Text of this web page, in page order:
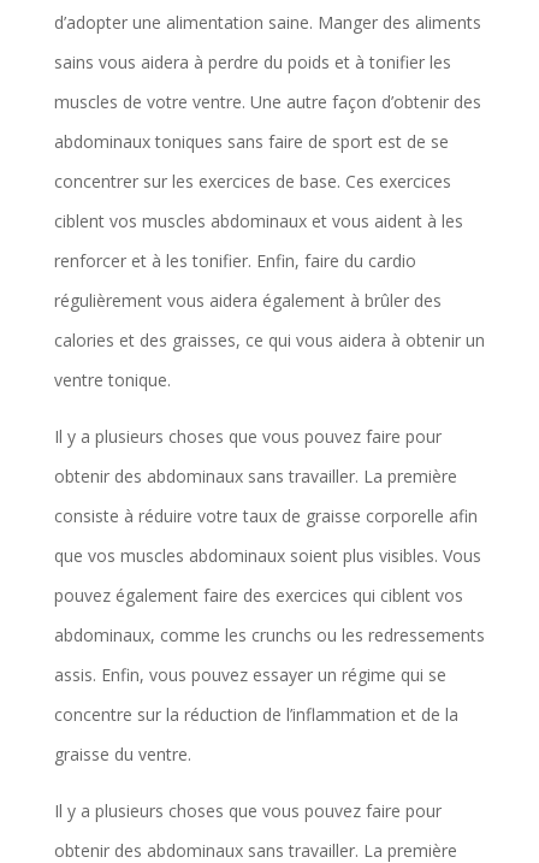
d’adopter une alimentation saine. Manger des aliments
sains vous aidera à perdre du poids et à tonifier les
muscles de votre ventre. Une autre façon d’obtenir des
abdominaux toniques sans faire de sport est de se
concentrer sur les exercices de base. Ces exercices
ciblent vos muscles abdominaux et vous aident à les
renforcer et à les tonifier. Enfin, faire du cardio
régulièrement vous aidera également à brûler des
calories et des graisses, ce qui vous aidera à obtenir un
ventre tonique.
Il y a plusieurs choses que vous pouvez faire pour
obtenir des abdominaux sans travailler. La première
consiste à réduire votre taux de graisse corporelle afin
que vos muscles abdominaux soient plus visibles. Vous
pouvez également faire des exercices qui ciblent vos
abdominaux, comme les crunchs ou les redressements
assis. Enfin, vous pouvez essayer un régime qui se
concentre sur la réduction de l’inflammation et de la
graisse du ventre.
Il y a plusieurs choses que vous pouvez faire pour
obtenir des abdominaux sans travailler. La première